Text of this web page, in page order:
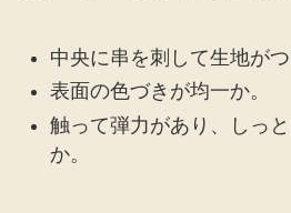
中央に串を刺して生地がつ
表面の色づきが均一か。
触って弾力があり、しっ
か。